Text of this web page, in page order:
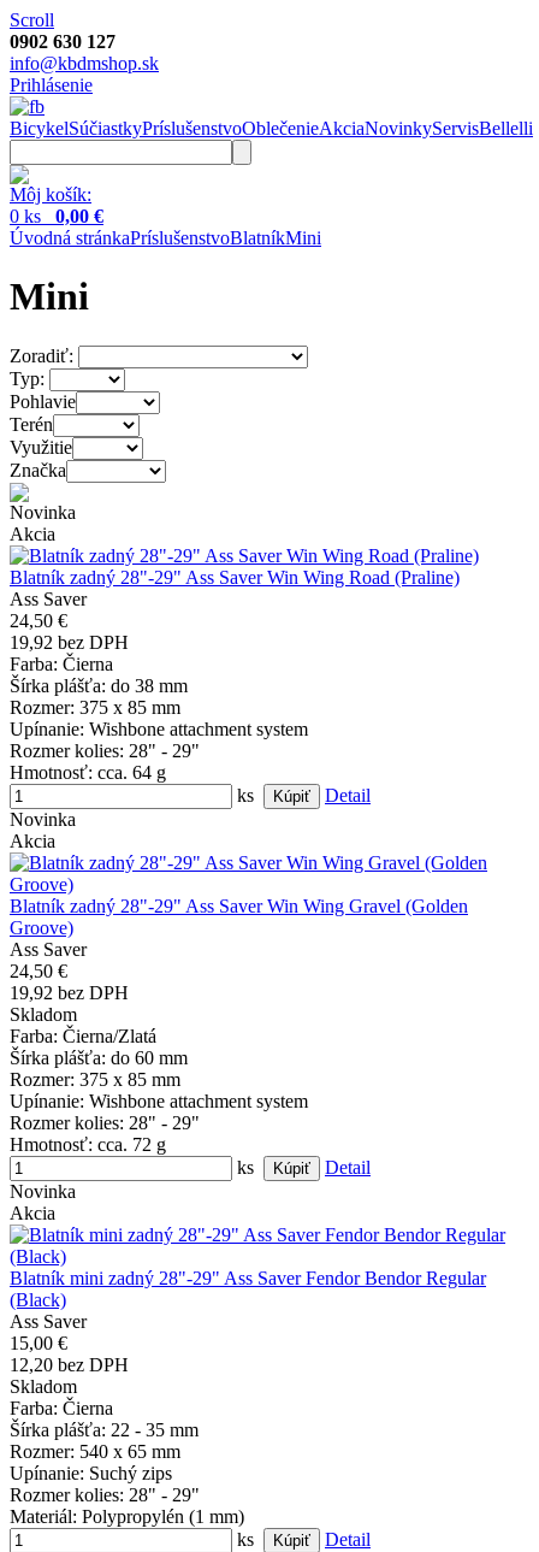
Scroll
0902 630 127
info@kbdmshop.sk
Prihlásenie
BicykelSúčiastkyPríslušenstvoOblečenieAkciaNovinkyServisBellelli
Môj košík:
0 ks 0,00 €
Úvodná stránkaPríslušenstvoBlatníkMini
Mini
Zoradiť:
Typ:
Pohlavie
Terén
Využitie
Značka
Novinka
Akcia
Blatník zadný 28"-29" Ass Saver Win Wing Road (Praline)
Ass Saver
24,50 €
19,92 bez DPH
Farba: Čierna
Šírka plášťa: do 38 mm
Rozmer: 375 x 85 mm
Upínanie: Wishbone attachment system
Rozmer kolies: 28" - 29"
Hmotnosť: cca. 64 g
ks
Detail
Novinka
Akcia
Blatník zadný 28"-29" Ass Saver Win Wing Gravel (Golden
Groove)
Ass Saver
24,50 €
19,92 bez DPH
Skladom
Farba: Čierna/Zlatá
Šírka plášťa: do 60 mm
Rozmer: 375 x 85 mm
Upínanie: Wishbone attachment system
Rozmer kolies: 28" - 29"
Hmotnosť: cca. 72 g
ks
Detail
Novinka
Akcia
Blatník mini zadný 28"-29" Ass Saver Fendor Bendor Regular
(Black)
Ass Saver
15,00 €
12,20 bez DPH
Skladom
Farba: Čierna
Šírka plášťa: 22 - 35 mm
Rozmer: 540 x 65 mm
Upínanie: Suchý zips
Rozmer kolies: 28" - 29"
Materiál: Polypropylén (1 mm)
ks
Detail